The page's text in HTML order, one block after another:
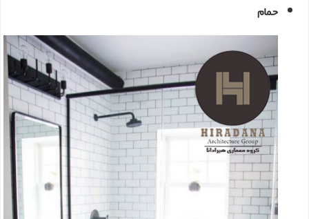
حمام